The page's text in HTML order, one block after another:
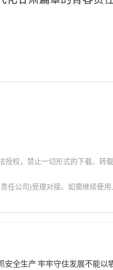
权，禁止一切形式的下载、转
公司)受理对接。如需继续使
全生产 牢牢守住发展不能以